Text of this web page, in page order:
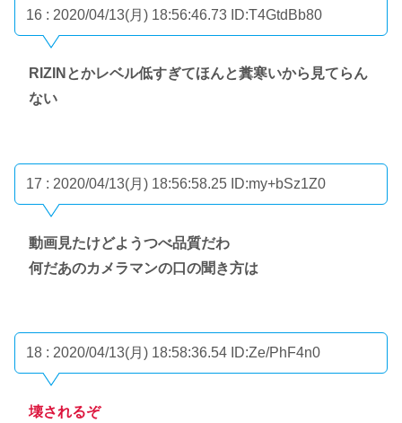
16 : 2020/04/13(月) 18:56:46.73 ID:T4GtdBb80
RIZINとかレベル低すぎてほんと糞寒いから見てらん
ない
17 : 2020/04/13(月) 18:56:58.25 ID:my+bSz1Z0
動画見たけどようつべ品質だわ
何だあのカメラマンの口の聞き方は
18 : 2020/04/13(月) 18:58:36.54 ID:Ze/PhF4n0
壊されるぞ